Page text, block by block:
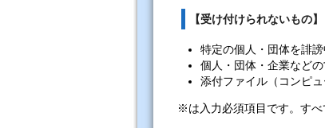
【受け付けられないもの】
特定の個人・団体を誹
個人・団体・企業など
添付ファイル（コンピ
※は入力必須項目です。すべ